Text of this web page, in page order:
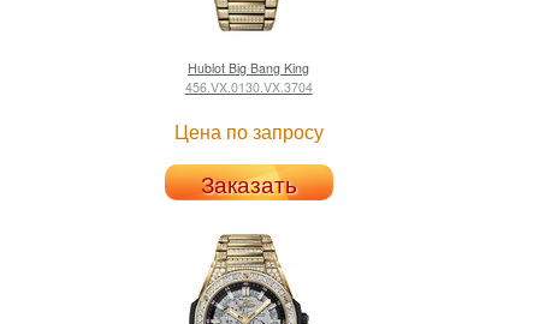
Hublot Big Bang King
456.VX.0130.VX.3704
Цена по запросу
Заказать